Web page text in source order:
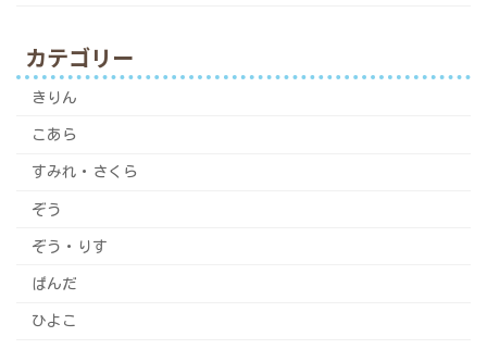
カテゴリー
きりん
こあら
すみれ・さくら
ぞう
ぞう・りす
ぱんだ
ひよこ